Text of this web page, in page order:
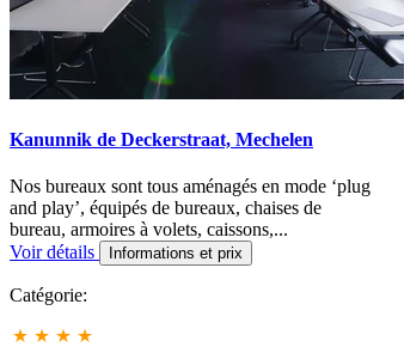
Kanunnik de Deckerstraat, Mechelen
Nos bureaux sont tous aménagés en mode ‘plug
and play’, équipés de bureaux, chaises de
bureau, armoires à volets, caissons,...
Voir détails
Informations et prix
Catégorie: